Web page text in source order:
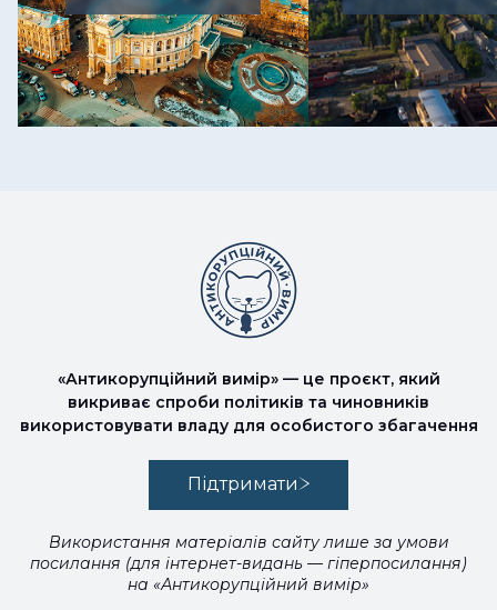
«Антикорупційний вимір» — це проєкт, який
викриває спроби політиків та чиновників
використовувати владу для особистого збагачення
Підтримати
Використання матеріалів сайту лише за умови
посилання (для інтернет-видань — гіперпосилання)
на «Антикорупційний вимір»